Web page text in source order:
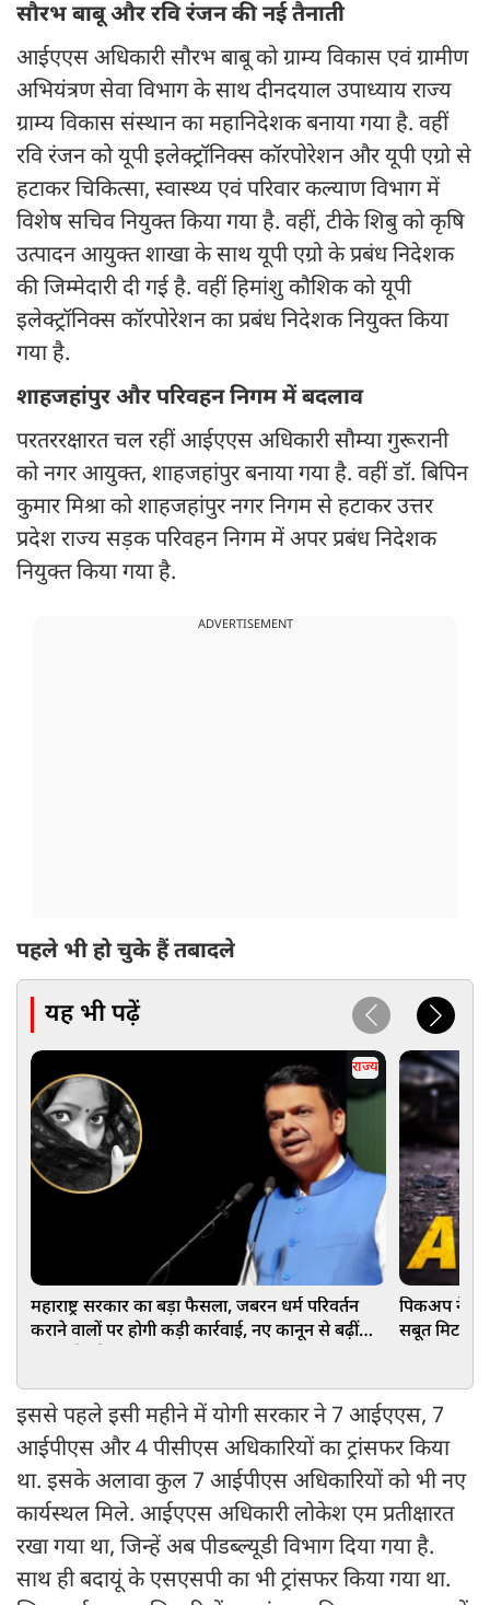
सौरभ बाबू और रवि रंजन की नई तैनाती
आईएएस अधिकारी सौरभ बाबू को ग्राम्य विकास एवं ग्रामीण
अभियंत्रण सेवा विभाग के साथ दीनदयाल उपाध्याय राज्य
ग्राम्य विकास संस्थान का महानिदेशक बनाया गया है. वहीं
रवि रंजन को यूपी इलेक्ट्रॉनिक्स कॉरपोरेशन और यूपी एग्रो से
हटाकर चिकित्सा, स्वास्थ्य एवं परिवार कल्याण विभाग में
विशेष सचिव नियुक्त किया गया है. वहीं, टीके शिबु को कृषि
उत्पादन आयुक्त शाखा के साथ यूपी एग्रो के प्रबंध निदेशक
की जिम्मेदारी दी गई है. वहीं हिमांशु कौशिक को यूपी
इलेक्ट्रॉनिक्स कॉरपोरेशन का प्रबंध निदेशक नियुक्त किया
गया है.
शाहजहांपुर और परिवहन निगम में बदलाव
परतररक्षारत चल रहीं आईएएस अधिकारी सौम्या गुरूरानी
को नगर आयुक्त, शाहजहांपुर बनाया गया है. वहीं डॉ. बिपिन
कुमार मिश्रा को शाहजहांपुर नगर निगम से हटाकर उत्तर
प्रदेश राज्य सड़क परिवहन निगम में अपर प्रबंध निदेशक
नियुक्त किया गया है.
ADVERTISEMENT
पहले भी हो चुके हैं तबादले
यह भी पढ़ें
राज्य
महाराष्ट्र सरकार का बड़ा फैसला, जबरन धर्म परिवर्तन
कराने वालों पर होगी कड़ी कार्रवाई, नए कानून से बढ़ीं
पिकअप ने
सबूत मिटाने
इससे पहले इसी महीने में योगी सरकार ने 7 आईएएस, 7
आईपीएस और 4 पीसीएस अधिकारियों का ट्रांसफर किया
था. इसके अलावा कुल 7 आईपीएस अधिकारियों को भी नए
कार्यस्थल मिले. आईएएस अधिकारी लोकेश एम प्रतीक्षारत
रखा गया था, जिन्हें अब पीडब्ल्यूडी विभाग दिया गया है.
साथ ही बदायूं के एसएसपी का भी ट्रांसफर किया गया था.